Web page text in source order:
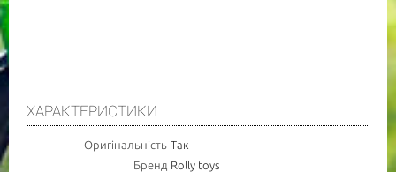
ХАРАКТЕРИСТИКИ
Оригінальність Так
Бренд Rolly toys